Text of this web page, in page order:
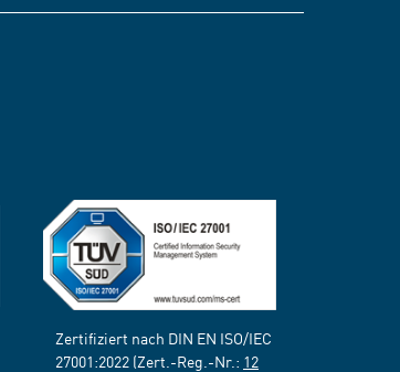
Zertifiziert nach DIN EN ISO/IEC
27001:2022 (Zert.-Reg.-Nr.: 12